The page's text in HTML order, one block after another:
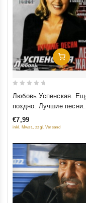
5
Любовь Успенская.
поздно. Лучшие песни.
Легенды жанра
€7,99
inkl. Mwst., zzgl. Versand